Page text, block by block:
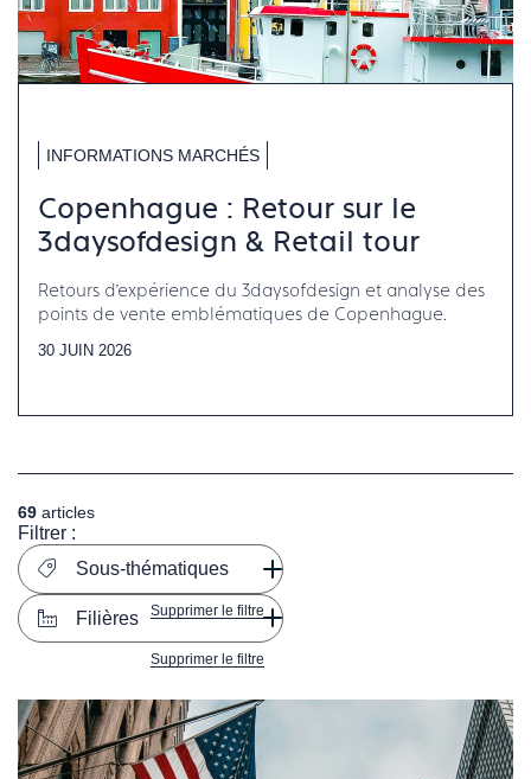
INFORMATIONS MARCHÉS
Copenhague : Retour sur le
3daysofdesign & Retail tour
Retours d’expérience du 3daysofdesign et analyse des
points de vente emblématiques de Copenhague.
30 JUIN 2026
69 articles
Filtrer :
Sous-thématiques
Supprimer le filtre
Filières
Supprimer le filtre